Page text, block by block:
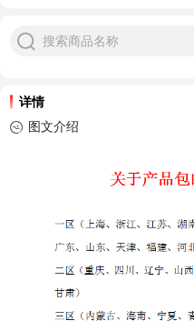
搜索商品名称
详情
图文介绍